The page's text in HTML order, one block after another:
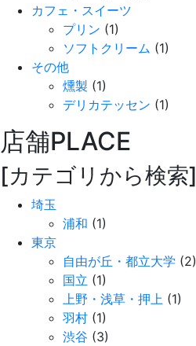
カフェ・スイーツ
プリン (1)
ソフトクリーム (1)
その他
燻製 (1)
デリカテッセン (1)
店舗PLACE
[カテゴリから検索]
埼玉
浦和 (1)
東京
自由が丘・都立大学 (2)
国立 (1)
上野・浅草・押上 (1)
羽村 (1)
渋谷 (3)